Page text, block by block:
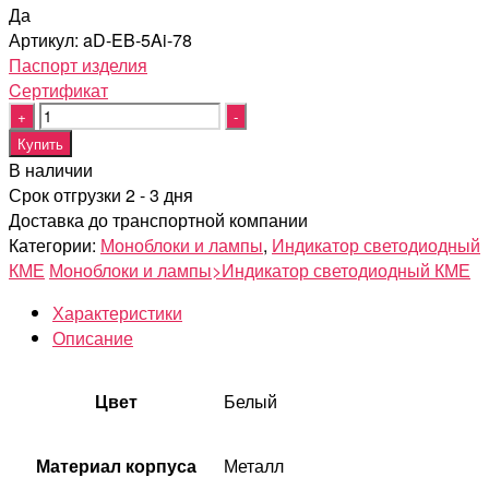
Да
Артикул: aD-EB-5Ai-78
Паспорт изделия
Cертификат
Quantity
Купить
В наличии
Срок отгрузки 2 - 3 дня
Доставка до транспортной компании
Категории: Моноблоки и лампы, Индикатор светодиодный
КМЕ Моноблоки и лампы>Индикатор светодиодный КМЕ
Характеристики
Описание
Цвет Белый
Материал корпуса Металл